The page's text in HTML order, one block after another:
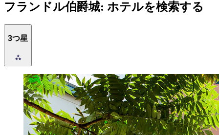
フランドル伯爵城: ホテルを検索する
3つ星